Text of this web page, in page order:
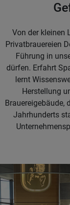
Von der kleinen
Privatbrauereien
Führung in
dürfen. Erfahrt
lernt
Herstellung
Brauereigebäude,
Jahrhunderts